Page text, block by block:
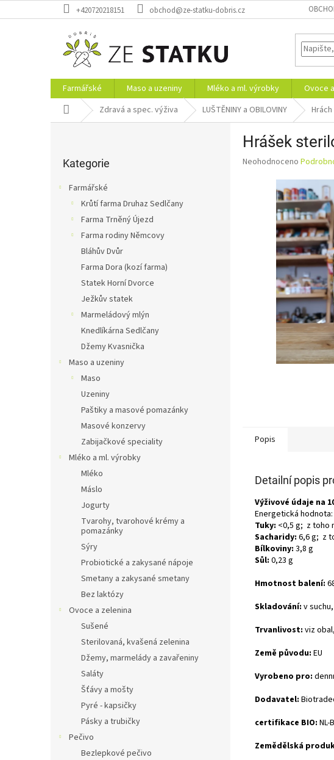
na
+420720218151 obchod@ze-statku-dobris.cz
Farmářské Maso a uzeniny Mléko a ml. výrobky Ovoce
Domů Zdravá a spec. výživa LUŠTĚNINY a OBILOVINY Hrách
kategorie
Kategorie
Farmářské
Krůtí farma Druhaz Sedlčany
Farma Trněný Újezd
Farma rodiny Němcovy
Bláhův Dvůr
Farma Dora (kozí farma)
Statek Horní Dvorce
Ježkův statek
Marmeládový mlýn
Knedlíkárna Sedlčany
Džemy Kvasnička
Maso a uzeniny
Maso
Uzeniny
Paštiky a masové pomazánky
Masové konzervy
Zabijačkové speciality
Mléko a ml. výrobky
Mléko
Máslo
Jogurty
Tvarohy, tvarohové krémy a
pomazánky
Sýry
Probiotické a zakysané nápoje
Smetany a zakysané smetany
Bez laktózy
Ovoce a zelenina
Sušené
Sterilovaná, kvašená zelenina
Džemy, marmelády a zavařeniny
Saláty
Šťávy a mošty
Pyré - kapsičky
Pásky a trubičky
Pečivo
Bezlepkové pečivo
Hrášek
Průměrné
hvězdiček.
Neohodnoceno
Popis
Detailní popis
Výživové údaje na
Energetická
Tuky: <0,5 g; z toho
Sacharidy: 6,6 g; z
Bílkoviny: 3,8 g
Sůl: 0,23 g
Hmotnost balení:
Skladování: v
Trvanlivost: viz
Země původu: EU
Vyrobeno pro:
Dodavatel:
certifikace BIO: NL-
Zemědělská